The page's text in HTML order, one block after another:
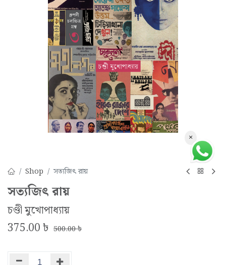
Shop সত্যজিৎ রায়
সত্যজিৎ রায়
চণ্ডী মুখোপাধ্যায়
375.00৳ 500.00৳
×